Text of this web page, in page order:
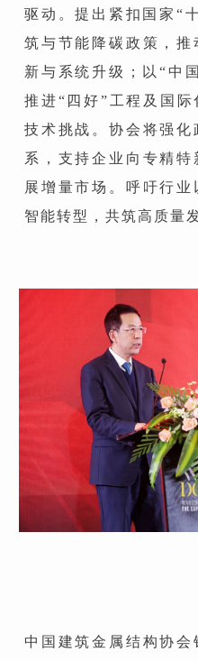
驱动。提出紧扣国家“
筑与节能降碳政策，
新与系统升级；以“中
推进“四好”工程及国
技术挑战。协会将强
系，支持企业向专精
展增量市场。呼吁行
智能转型，共筑高质量
中国建筑金属结构协